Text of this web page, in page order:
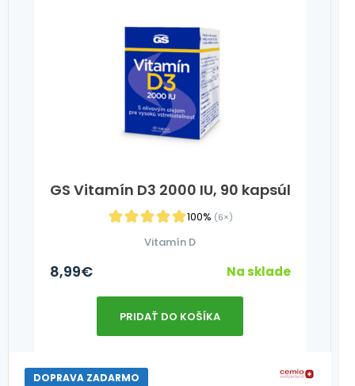
GS Vitamín D3 2000 IU, 90 kapsúl
100% (6×)
Vitamín D
8,99€ Na sklade
PRIDAŤ DO KOŠÍKA
DOPRAVA ZADARMO